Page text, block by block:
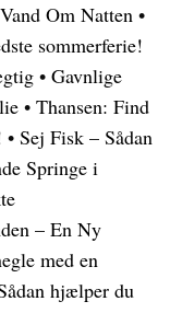
Om Natten •
sommerferie!
• Gavnlige
• Thansen: Find
• Sej Fisk – Sådan
Springe i
– En Ny
med en
hjælper du